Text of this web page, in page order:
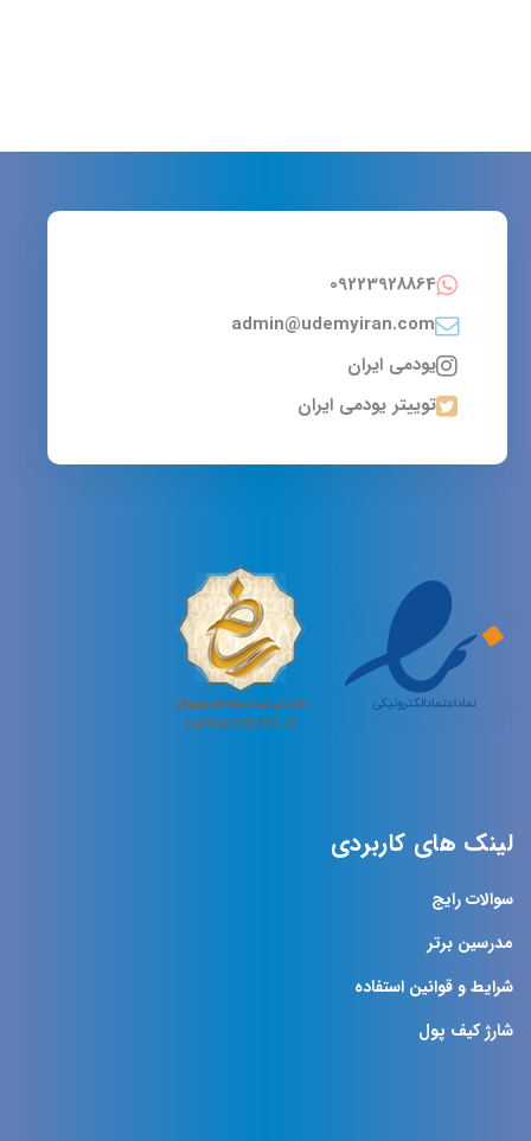
09223928864
admin@udemyiran.com
یودمی ایران
توییتر یودمی ایران
لینک های کاربردی
سوالات رایج
مدرسین برتر
شرایط و قوانین استفاده
شارژ کیف پول